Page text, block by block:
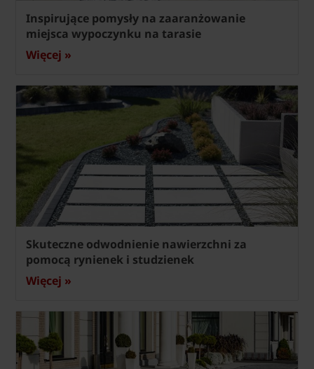
Inspirujące pomysły na zaaranżowanie
miejsca wypoczynku na tarasie
Więcej »
Skuteczne odwodnienie nawierzchni za
pomocą rynienek i studzienek
Więcej »